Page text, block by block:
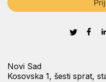
Novi Sad
Kosovska 1, šesti sprat,